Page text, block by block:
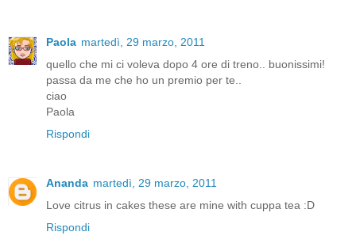
Paola martedì, 29 marzo, 2011
quello che mi ci voleva dopo 4 ore di treno.. buonissimi!
passa da me che ho un premio per te..
ciao
Paola
Rispondi
Ananda martedì, 29 marzo, 2011
Love citrus in cakes these are mine with cuppa tea :D
Rispondi